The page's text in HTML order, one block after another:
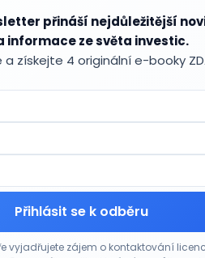
přináší nejdůležitější
informace ze světa investic.
získejte 4 originální e-booky
Přihlásit se k odběru
vyjadřujete zájem o kontaktování
ale nejhoršímu